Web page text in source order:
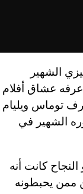
الشهير
عشاق أفلام
توماس ويليام
الشهير في
كانت أنه
ممن يحبطونه